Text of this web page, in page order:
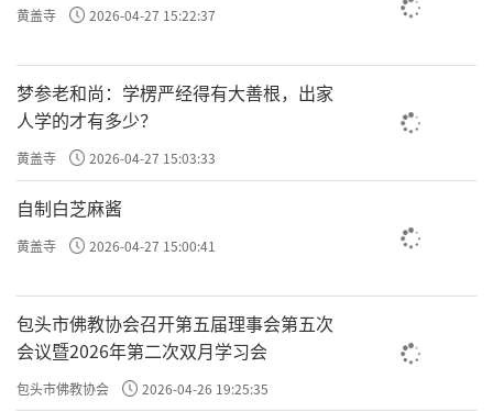
黄盖寺 2026-04-27 15:22:37
梦参老和尚：学楞严经得有大善根，出家
人学的才有多少？
黄盖寺 2026-04-27 15:03:33
自制白芝麻酱
黄盖寺 2026-04-27 15:00:41
包头市佛教协会召开第五届理事会第五次
会议暨2026年第二次双月学习会
包头市佛教协会 2026-04-26 19:25:35